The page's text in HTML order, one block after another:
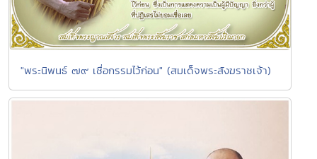
"พระนิพนธ์ ๗๙ เชื่อกรรมไว้ก่อน" (สมเด็จพระสังฆราชเจ้า)